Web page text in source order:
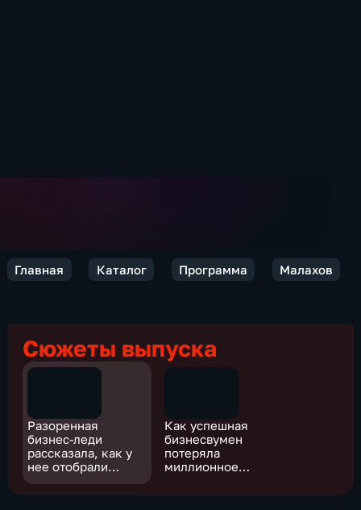
Главная Каталог Программа Малахов
Сюжеты выпуска
Разоренная
бизнес-леди
рассказала, как у
нее отобрали
ребенка
Как успешная
бизнесвумен
потеряла
миллионное